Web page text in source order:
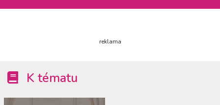
reklama
K tématu